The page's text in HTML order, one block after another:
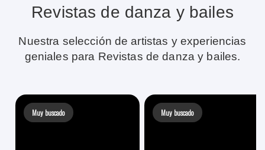
Revistas de danza y bailes
Nuestra selección de artistas y experiencias
geniales para Revistas de danza y bailes.
Muy buscado Muy buscado